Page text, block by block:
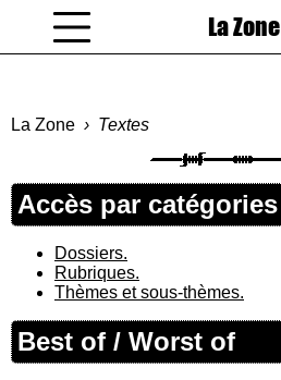
La Zone
La Zone Textes
Accès par catégories
Dossiers.
Rubriques.
Thèmes et sous-thèmes.
Best of / Worst of